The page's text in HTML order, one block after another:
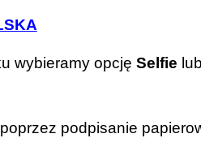
wybieramy opcję Selfie lub
podpisanie